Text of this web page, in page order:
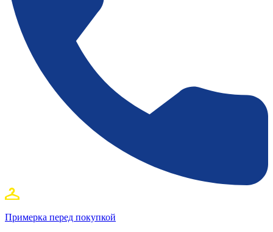
Примерка перед покупкой